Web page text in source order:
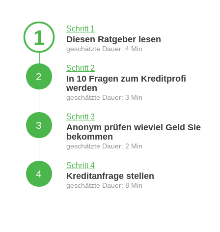
1 Schritt 1
Diesen Ratgeber lesen
geschätzte Dauer: 4 Min
2
Schritt 2
In 10 Fragen zum Kreditprofi
werden
geschätzte Dauer: 3 Min
3
Schritt 3
Anonym prüfen wieviel Geld Sie
bekommen
geschätzte Dauer: 2 Min
4
Schritt 4
Kreditanfrage stellen
geschätzte Dauer: 8 Min